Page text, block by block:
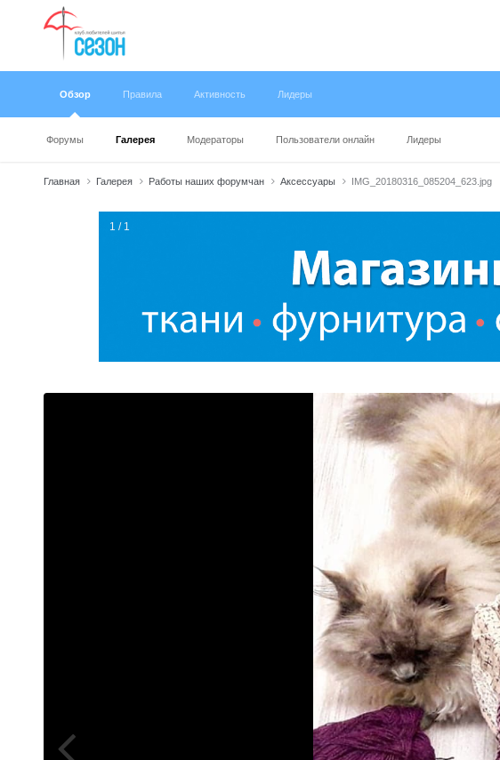
Обзор
Форумы Галерея Модераторы Пользователи онлайн Лидеры
Правила Активность Лидеры
Главная Галерея Работы наших форумчан Аксессуары IMG_20180316_085204_623.jpg
1 / 1